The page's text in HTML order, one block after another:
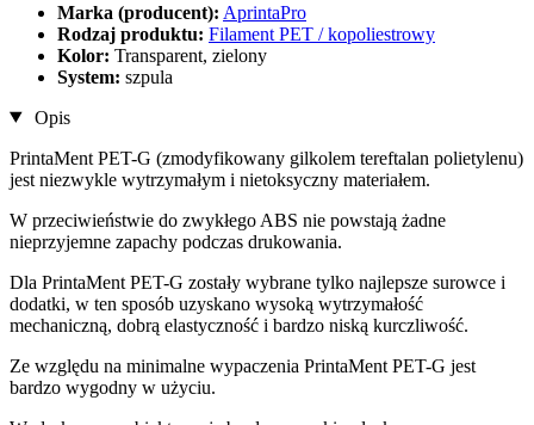
Marka (producent): AprintaPro
Rodzaj produktu: Filament PET / kopoliestrowy
Kolor: Transparent, zielony
System: szpula
Opis
PrintaMent PET-G (zmodyfikowany gilkolem tereftalan polietylenu)
jest niezwykle wytrzymałym i nietoksyczny materiałem.
W przeciwieństwie do zwykłego ABS nie powstają żadne
nieprzyjemne zapachy podczas drukowania.
Dla PrintaMent PET-G zostały wybrane tylko najlepsze surowce i
dodatki, w ten sposób uzyskano wysoką wytrzymałość
mechaniczną, dobrą elastyczność i bardzo niską kurczliwość.
Ze względu na minimalne wypaczenia PrintaMent PET-G jest
bardzo wygodny w użyciu.